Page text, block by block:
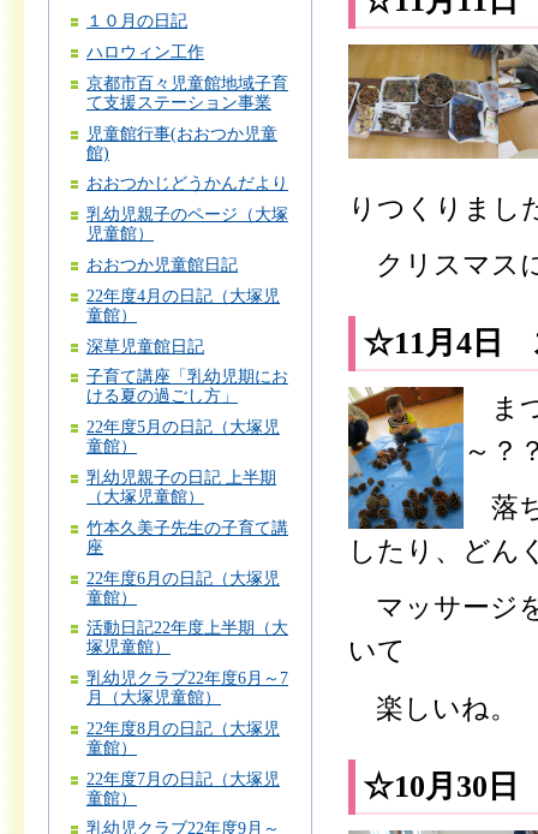
１０月の日記
ハロウィン工作
京都市百々児童館地域子育
て支援ステーション事業
児童館行事(おおつか児童
館)
おおつかじどうかんだより
乳幼児親子のページ（大塚
児童館）
おおつか児童館日記
22年度4月の日記（大塚児
童館）
深草児童館日記
子育て講座「乳幼児期にお
ける夏の過ごし方」
22年度5月の日記（大塚児
童館）
乳幼児親子の日記 上半期
（大塚児童館）
竹本久美子先生の子育て講
座
22年度6月の日記（大塚児
童館）
活動日記22年度上半期（大
塚児童館）
乳幼児クラブ22年度6月～7
月（大塚児童館）
22年度8月の日記（大塚児
童館）
22年度7月の日記（大塚児
童館）
乳幼児クラブ22年度9月～
りつくりまし
クリスマス
☆11月4日
ま
～？
落
したり、どん
マッサージ
いて
楽しいね。
☆10月30